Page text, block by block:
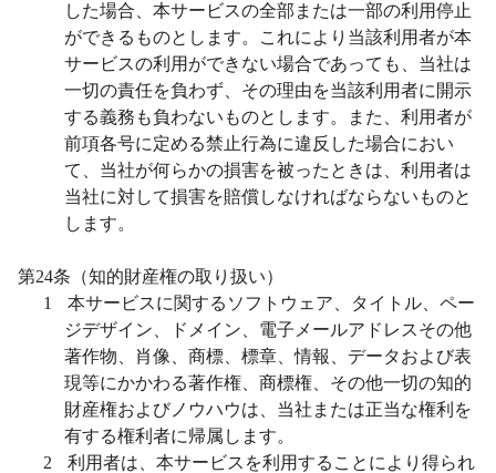
した場合、本サービスの全部または一部の利用停止
ができるものとします。これにより当該利用者が本
サービスの利用ができない場合であっても、当社は
一切の責任を負わず、その理由を当該利用者に開示
する義務も負わないものとします。また、利用者が
前項各号に定める禁止行為に違反した場合におい
て、当社が何らかの損害を被ったときは、利用者は
当社に対して損害を賠償しなければならないものと
します。
第24条（知的財産権の取り扱い）
1
本サービスに関するソフトウェア、タイトル、ペー
ジデザイン、ドメイン、電子メールアドレスその他
著作物、肖像、商標、標章、情報、データおよび表
現等にかかわる著作権、商標権、その他一切の知的
財産権およびノウハウは、当社または正当な権利を
有する権利者に帰属します。
2
利用者は、本サービスを利用することにより得られ